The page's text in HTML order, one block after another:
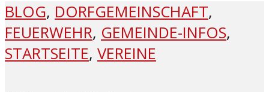
BLOG, DORFGEMEINSCHAFT,
FEUERWEHR, GEMEINDE-INFOS,
STARTSEITE, VEREINE